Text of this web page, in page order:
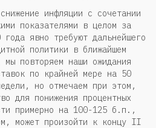
инфляции с сочетании
показателями в целом за
явно требуют дальнейшего
политики в ближайшем
повторяем наши ожидания
по крайней мере на 50
но отмечаем при этом,
для понижения процентных
примерно на 100-125 б.п.,
может произойти к концу II